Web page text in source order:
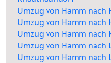
Umzug von Hamm nach
Umzug von Hamm nach
Umzug von Hamm nach
Umzug von Hamm nach
Umzug von Hamm nach